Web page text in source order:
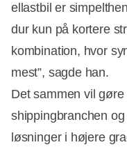
ellastbil er
dur kun på kortere
kombination, hvor
mest”, sagde han.
Det sammen vil
shippingbranchen
løsninger i højere